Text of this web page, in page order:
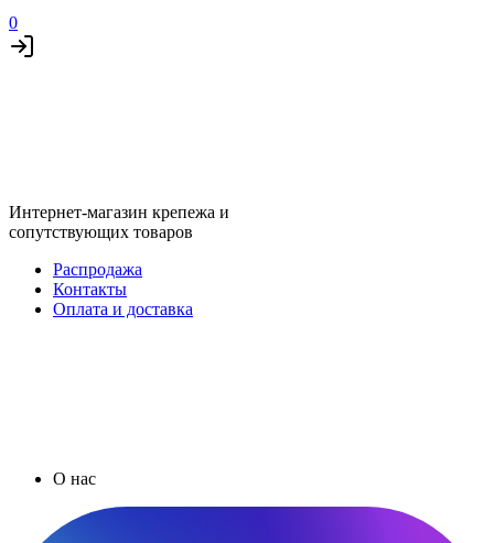
0
Интернет-магазин крепежа и
сопутствующих товаров
Распродажа
Контакты
Оплата и доставка
О нас